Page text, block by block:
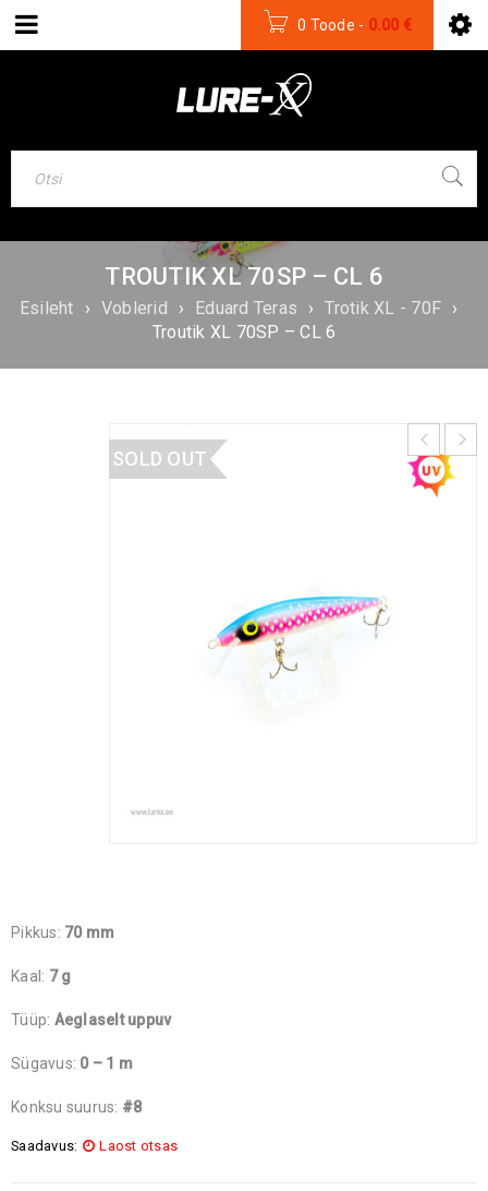
0 Toode - 0.00 €
TROUTIK XL 70SP – CL 6
Esileht › Voblerid › Eduard Teras › Trotik XL - 70F ›
Troutik XL 70SP – CL 6
SOLD OUT
Pikkus: 70 mm
Kaal: 7 g
Tüüp: Aeglaselt uppuv
Sügavus: 0 – 1 m
Konksu suurus: #8
Saadavus: Laost otsas